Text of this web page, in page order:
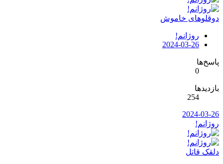
دوقلوهای خاموش
روژانم!
2024-03-26
پاسخ‌ها
0
بازدیدها
254
2024-03-26
روژانم!
دلقک قاتل